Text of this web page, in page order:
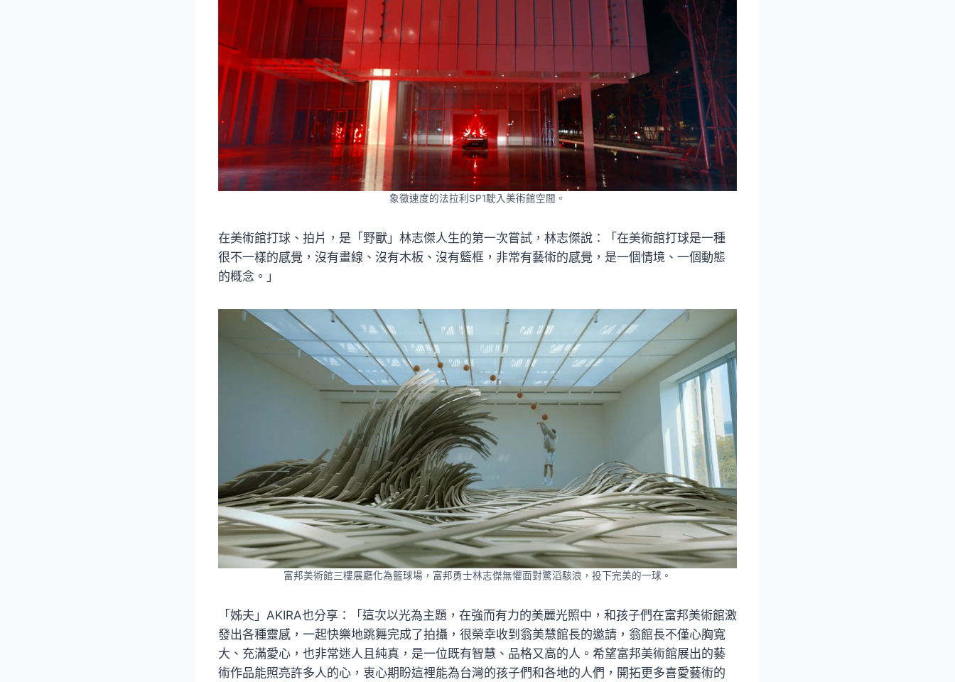
象徵速度的法拉利SP1駛入美術館空間。
在美術館打球、拍片，是「野獸」林志傑人生的第一次嘗試，林志傑說：「在美術館打球是一種
很不一樣的感覺，沒有畫線、沒有木板、沒有籃框，非常有藝術的感覺，是一個情境、一個動態
的概念。」
富邦美術館三樓展廳化為籃球場，富邦勇士林志傑無懼面對驚滔駭浪，投下完美的一球。
「姊夫」AKIRA也分享：「這次以光為主題，在強而有力的美麗光照中，和孩子們在富邦美術館激
發出各種靈感，一起快樂地跳舞完成了拍攝，很榮幸收到翁美慧館長的邀請，翁館長不僅心胸寬
大、充滿愛心，也非常迷人且純真，是一位既有智慧、品格又高的人。希望富邦美術館展出的藝
術作品能照亮許多人的心，衷心期盼這裡能為台灣的孩子們和各地的人們，開拓更多喜愛藝術的